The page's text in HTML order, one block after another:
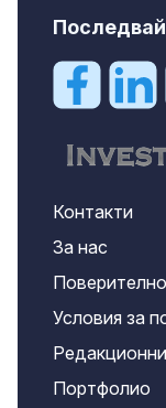
Контакти
За нас
Условия за
Портфолио